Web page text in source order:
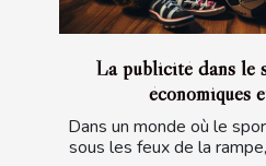
La publicité dans le
économiques
Dans un monde où le
sous les feux de la